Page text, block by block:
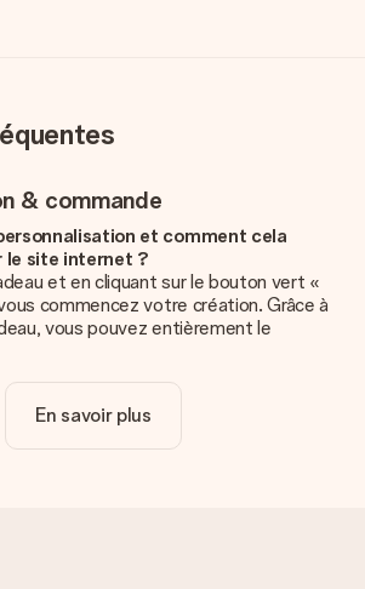
& commande
et comment cela
site internet ?
et en cliquant sur le bouton vert «
commencez votre création. Grâce à
vous pouvez entièrement le
touche finale à votre cadeau.
est-elle comprise dans le prix ?
il est important d'utiliser des
En savoir plus